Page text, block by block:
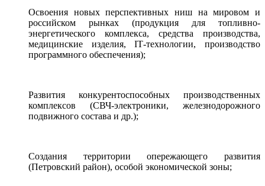
Освоения новых перспективных ниш на мировом и
российском рынках (продукция для топливно-
энергетического комплекса, средства производства,
медицинские изделия, IТ-технологии, производство
программного обеспечения);
Развития конкурентоспособных производственных
комплексов (СВЧ-электроники, железнодорожного
подвижного состава и др.);
Создания территории опережающего развития
(Петровский район), особой экономической зоны;